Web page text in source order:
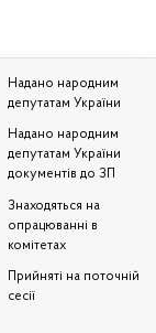
Надано народним
депутатам України
Надано народним
депутатам України
документів до ЗП
Знаходяться на
опрацюванні в
комітетах
Прийняті на поточній
сесії